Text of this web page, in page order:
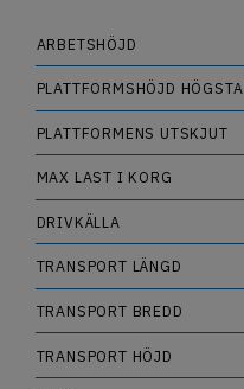
ARBETSHÖJD
PLATTFORMSHÖJD HÖGSTA
PLATTFORMENS UTSKJUT
MAX LAST I KORG
DRIVKÄLLA
TRANSPORT LÄNGD
TRANSPORT BREDD
TRANSPORT HÖJD